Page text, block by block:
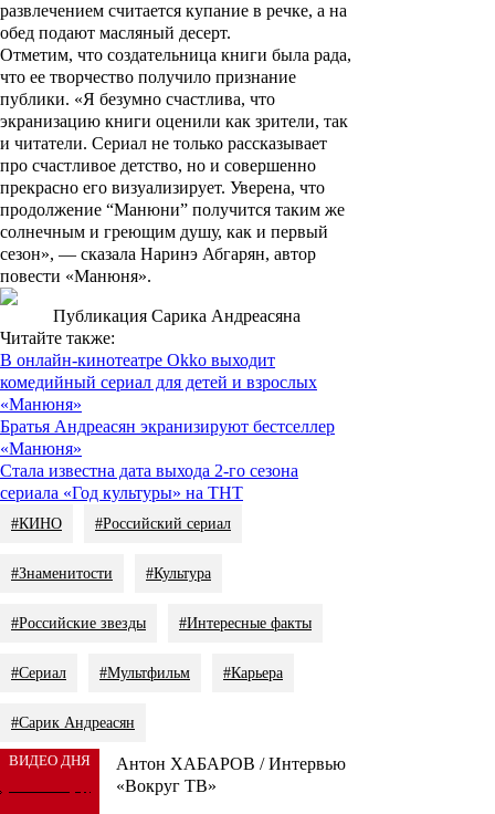
развлечением считается купание в речке, а на
обед подают масляный десерт.
Отметим, что создательница книги была рада,
что ее творчество получило признание
публики. «Я безумно счастлива, что
экранизацию книги оценили как зрители, так
и читатели. Сериал не только рассказывает
про счастливое детство, но и совершенно
прекрасно его визуализирует. Уверена, что
продолжение “Манюни” получится таким же
солнечным и греющим душу, как и первый
сезон», — сказала Наринэ Абгарян, автор
повести «Манюня».
Публикация Сарика Андреасяна
Читайте также:
В онлайн-кинотеатре Okko выходит
комедийный сериал для детей и взрослых
«Манюня»
Братья Андреасян экранизируют бестселлер
«Манюня»
Стала известна дата выхода 2-го сезона
сериала «Год культуры» на ТНТ
#КИНО #Российский сериал
#Знаменитости #Культура
#Российские звезды #Интересные факты
#Сериал #Мультфильм #Карьера
#Сарик Андреасян
ВИДЕО ДНЯ
Антон ХАБАРОВ / Интервью
«Вокруг ТВ»